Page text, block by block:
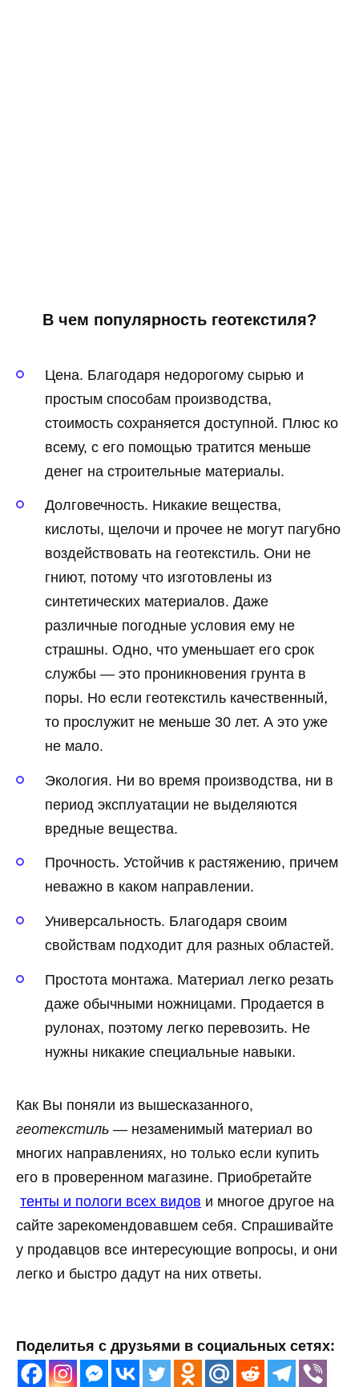
В чем популярность геотекстиля?
Цена. Благодаря недорогому сырью и
простым способам производства,
стоимость сохраняется доступной. Плюс ко
всему, с его помощью тратится меньше
денег на строительные материалы.
Долговечность. Никакие вещества,
кислоты, щелочи и прочее не могут пагубно
воздействовать на геотекстиль. Они не
гниют, потому что изготовлены из
синтетических материалов. Даже
различные погодные условия ему не
страшны. Одно, что уменьшает его срок
службы — это проникновения грунта в
поры. Но если геотекстиль качественный,
то прослужит не меньше 30 лет. А это уже
не мало.
Экология. Ни во время производства, ни в
период эксплуатации не выделяются
вредные вещества.
Прочность. Устойчив к растяжению, причем
неважно в каком направлении.
Универсальность. Благодаря своим
свойствам подходит для разных областей.
Простота монтажа. Материал легко резать
даже обычными ножницами. Продается в
рулонах, поэтому легко перевозить. Не
нужны никакие специальные навыки.
Как Вы поняли из вышесказанного,
геотекстиль — незаменимый материал во
многих направлениях, но только если купить
его в проверенном магазине. Приобретайте
тенты и пологи всех видов и многое другое на
сайте зарекомендовавшем себя. Спрашивайте
у продавцов все интересующие вопросы, и они
легко и быстро дадут на них ответы.
Поделитья с друзьями в социальных сетях: